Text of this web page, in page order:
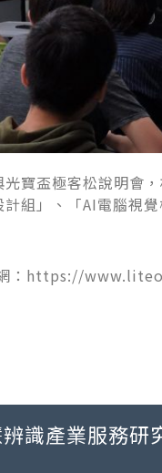
寶盃極客松說明會
組」、「AI電腦視
網：https://
識產業服務研